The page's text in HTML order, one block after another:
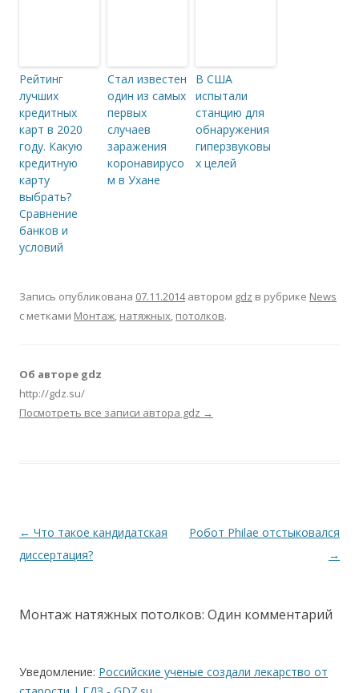
Рейтинг
лучших
кредитных
карт в 2020
году. Какую
кредитную
карту
выбрать?
Сравнение
банков и
условий
Стал известен
один из самых
первых
случаев
заражения
коронавирусо
м в Ухане
В США
испытали
станцию для
обнаружения
гиперзвуковы
х целей
Запись опубликована 07.11.2014автором gdz в рубрике News
с метками Монтаж, натяжных, потолков.
Об авторе gdz
http://gdz.su/
Посмотреть все записи автора gdz →
Навигация по записям
← Что такое кандидатская
диссертация?
Робот Philae отстыковался
→
Монтаж натяжных потолков: Один комментарий
Уведомление: Российские ученые создали лекарство от